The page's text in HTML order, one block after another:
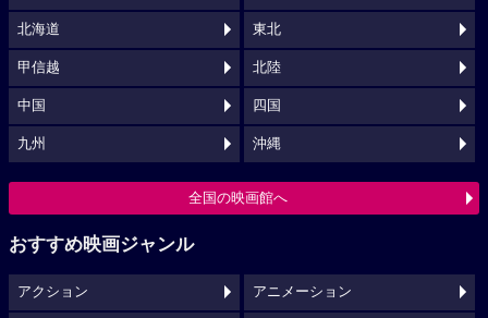
北海道 東北
甲信越 北陸
中国 四国
九州 沖縄
全国の映画館へ
おすすめ映画ジャンル
アクション アニメーション